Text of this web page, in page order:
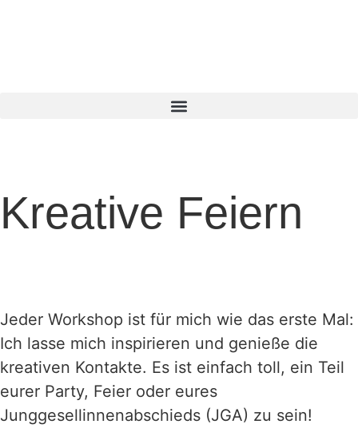
Kreative Feiern
Jeder Workshop ist für mich wie das erste Mal:
Ich lasse mich inspirieren und genieße die
kreativen Kontakte. Es ist einfach toll, ein Teil
eurer Party, Feier oder eures
Junggesellinnenabschieds (JGA) zu sein!